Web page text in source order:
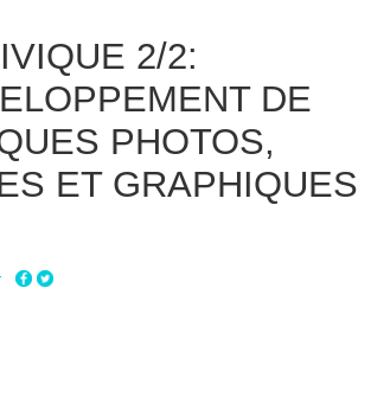
2/2:
DE
PHOTOS,
ET GRAPHIQUES